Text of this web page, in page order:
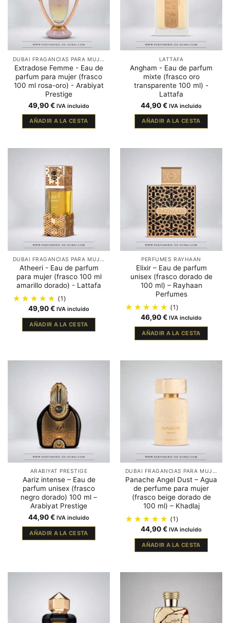
Extradose Femme - Eau de
parfum para mujer (frasco
100 ml rosa-oro) - Arabiyat
Prestige
49,90€ IVA incluido
AÑADIR A LA CESTA
LATTAFA
Angham - Eau de parfum
mixte (frasco oro
transparente 100 ml) -
Lattafa
44,90€ IVA incluido
AÑADIR A LA CESTA
Atheeri - Eau de parfum
para mujer (frasco 100 ml
amarillo dorado) - Lattafa
(1)
49,90€ IVA incluido
AÑADIR A LA CESTA
PERFUMES RAYHAAN
Elixir – Eau de parfum
unisex (frasco dorado de
100 ml) – Rayhaan
Perfumes
(1)
46,90€ IVA incluido
AÑADIR A LA CESTA
ARABIYAT PRESTIGE
Aariz intense – Eau de
parfum unisex (frasco
negro dorado) 100 ml –
Arabiyat Prestige
44,90€ IVA incluido
AÑADIR A LA CESTA
DUBAI FRAGANCIAS PARA MUJER
Panache Angel Dust – Agua
de perfume para mujer
(frasco beige dorado de
100 ml) – Khadlaj
(1)
44,90€ IVA incluido
AÑADIR A LA CESTA